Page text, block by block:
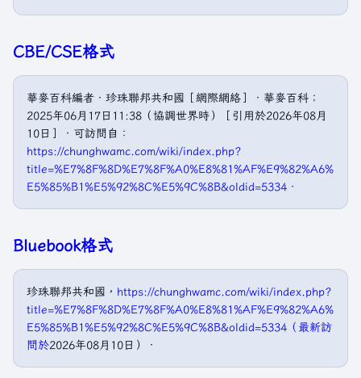
CBE/CSE格式
華麥百科編者．珍珠聯邦共和國［網際網絡］．華麥百科；
2025年06月17日11:38（協調世界時）［引用於2026年08月
10日］．可訪問自：
https://chunghwamc.com/wiki/index.php?
title=%E7%8F%8D%E7%8F%A0%E8%81%AF%E9%82%A6%
E5%85%B1%E5%92%8C%E5%9C%8B&oldid=5334．
Bluebook格式
珍珠聯邦共和國， https://chunghwamc.com/wiki/index.php?
title=%E7%8F%8D%E7%8F%A0%E8%81%AF%E9%82%A6%
E5%85%B1%E5%92%8C%E5%9C%8B&oldid=5334（最新訪
問於2026年08月10日）．